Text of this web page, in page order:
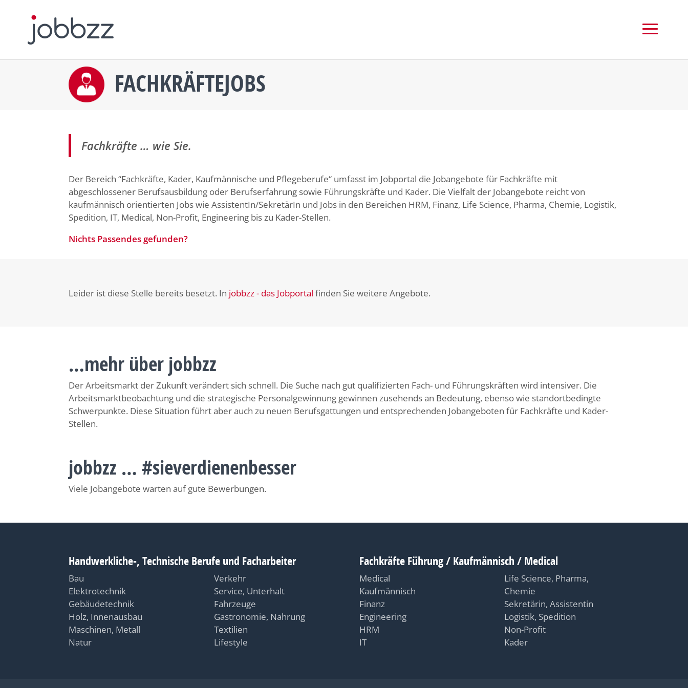
FACHKRÄFTEJOBS
Fachkräfte … wie Sie.
Der Bereich “Fachkräfte, Kader, Kaufmännische und Pflegeberufe“ umfasst im Jobportal die Jobangebote für Fachkräfte mit
abgeschlossener Berufsausbildung oder Berufserfahrung sowie Führungskräfte und Kader. Die Vielfalt der Jobangebote reicht von
kaufmännisch orientierten Jobs wie AssistentIn/SekretärIn und Jobs in den Bereichen HRM, Finanz, Life Science, Pharma, Chemie, Logistik,
Spedition, IT, Medical, Non-Profit, Engineering bis zu Kader-Stellen.
Nichts Passendes gefunden?
Leider ist diese Stelle bereits besetzt. In jobbzz - das Jobportal finden Sie weitere Angebote.
…mehr über jobbzz
Der Arbeitsmarkt der Zukunft verändert sich schnell. Die Suche nach gut qualifizierten Fach- und Führungskräften wird intensiver. Die
Arbeitsmarktbeobachtung und die strategische Personalgewinnung gewinnen zusehends an Bedeutung, ebenso wie standortbedingte
Schwerpunkte. Diese Situation führt aber auch zu neuen Berufsgattungen und entsprechenden Jobangeboten für Fachkräfte und Kader-
Stellen.
jobbzz … #sieverdienenbesser
Viele Jobangebote warten auf gute Bewerbungen.
Handwerkliche-, Technische Berufe und Facharbeiter
Bau
Elektrotechnik
Gebäudetechnik
Holz, Innenausbau
Maschinen, Metall
Natur
Verkehr
Service, Unterhalt
Fahrzeuge
Gastronomie, Nahrung
Textilien
Lifestyle
Fachkräfte Führung / Kaufmännisch / Medical
Medical
Kaufmännisch
Finanz
Engineering
HRM
IT
Life Science, Pharma,
Chemie
Sekretärin, Assistentin
Logistik, Spedition
Non-Profit
Kader